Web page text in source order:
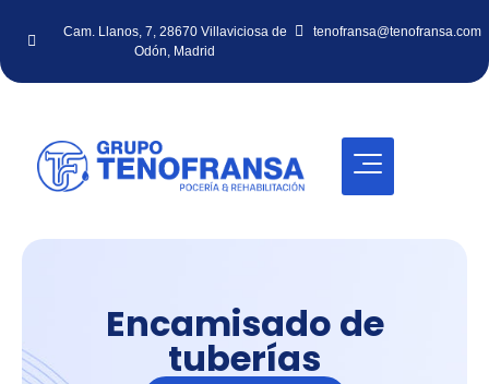
Cam. Llanos, 7, 28670 Villaviciosa de
Odón, Madrid
tenofransa@tenofransa.com
Encamisado de
tuberías